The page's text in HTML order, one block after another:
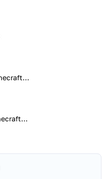
Карты, Моды для Minecraft PE
Mods AddOns for Minecraft PE